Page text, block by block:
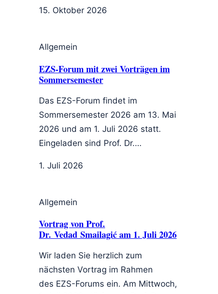
15. Oktober 2026
Allgemein
EZS-Forum mit zwei Vorträgen im
Sommersemester
Das EZS-Forum findet im
Sommersemester 2026 am 13. Mai
2026 und am 1. Juli 2026 statt.
Eingeladen sind Prof. Dr.…
1. Juli 2026
Allgemein
Vortrag von Prof.
Dr. Vedad Smailagić am 1. Juli 2026
Wir laden Sie herzlich zum
nächsten Vortrag im Rahmen
des EZS-Forums ein. Am Mittwoch,